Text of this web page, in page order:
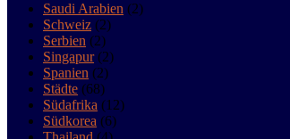
Saudi Arabien (2)
Schweiz (2)
Serbien (2)
Singapur(2)
Spanien (2)
Städte (68)
Südafrika (12)
Südkorea (6)